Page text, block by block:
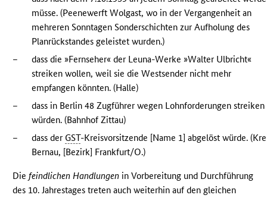
müsse. (Peenewerft Wolgast, wo in der Vergangenheit an
mehreren Sonntagen Sonderschichten zur Aufholung des
Planrückstandes geleistet wurden.)
–
dass die »Fernseher« der Leuna-Werke »Walter Ulbricht«
streiken wollen, weil sie die Westsender nicht mehr
empfangen könnten. (Halle)
–
dass in Berlin 48 Zugführer wegen Lohnforderungen streiken
würden. (Bahnhof Zittau)
–
dass der GST-Kreisvorsitzende [Name 1] abgelöst würde.
Bernau, [Bezirk] Frankfurt/O.)
Diefeindlichen Handlungen in Vorbereitung und Durchführung
des 10. Jahrestages treten auch weiterhin auf den gleichen